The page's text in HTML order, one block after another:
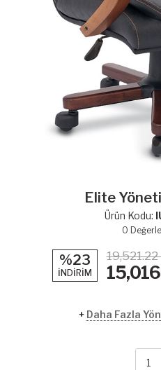
Elite
Ürün Kodu:
0
%23
İNDİRİM
+ Daha Fazla